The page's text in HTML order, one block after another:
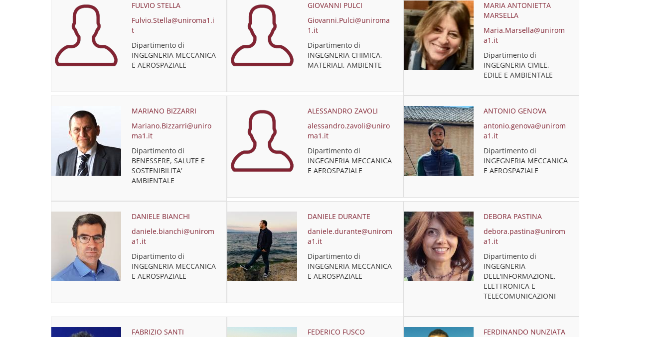
FULVIO STELLA
Fulvio.Stella@uniroma1.i
t
Dipartimento di
INGEGNERIA MECCANICA
E AEROSPAZIALE
GIOVANNI PULCI
Giovanni.Pulci@uniroma
1.it
Dipartimento di
INGEGNERIA CHIMICA,
MATERIALI, AMBIENTE
MARIA ANTONIETTA
MARSELLA
Maria.Marsella@unirom
a1.it
Dipartimento di
INGEGNERIA CIVILE,
EDILE E AMBIENTALE
MARIANO BIZZARRI
Mariano.Bizzarri@uniro
ma1.it
Dipartimento di
BENESSERE, SALUTE E
SOSTENIBILITA'
AMBIENTALE
ALESSANDRO ZAVOLI
alessandro.zavoli@uniro
ma1.it
Dipartimento di
INGEGNERIA MECCANICA
E AEROSPAZIALE
ANTONIO GENOVA
antonio.genova@unirom
a1.it
Dipartimento di
INGEGNERIA MECCANICA
E AEROSPAZIALE
DANIELE BIANCHI
daniele.bianchi@unirom
a1.it
Dipartimento di
INGEGNERIA MECCANICA
E AEROSPAZIALE
DANIELE DURANTE
daniele.durante@unirom
a1.it
Dipartimento di
INGEGNERIA MECCANICA
E AEROSPAZIALE
DEBORA PASTINA
debora.pastina@unirom
a1.it
Dipartimento di
INGEGNERIA
DELL'INFORMAZIONE,
ELETTRONICA E
TELECOMUNICAZIONI
FABRIZIO SANTI
FEDERICO FUSCO
FERDINANDO NUNZIATA